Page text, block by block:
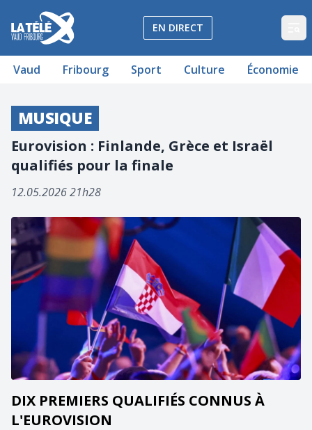
La Télé - Télévision régionale Vaud et Fribourg
EN DIRECT
Vaud Fribourg Sport Culture Économie
MUSIQUE
Eurovision : Finlande, Grèce et Israël
qualifiés pour la finale
12.05.2026 21h28
DIX PREMIERS QUALIFIÉS CONNUS À
L'EUROVISION